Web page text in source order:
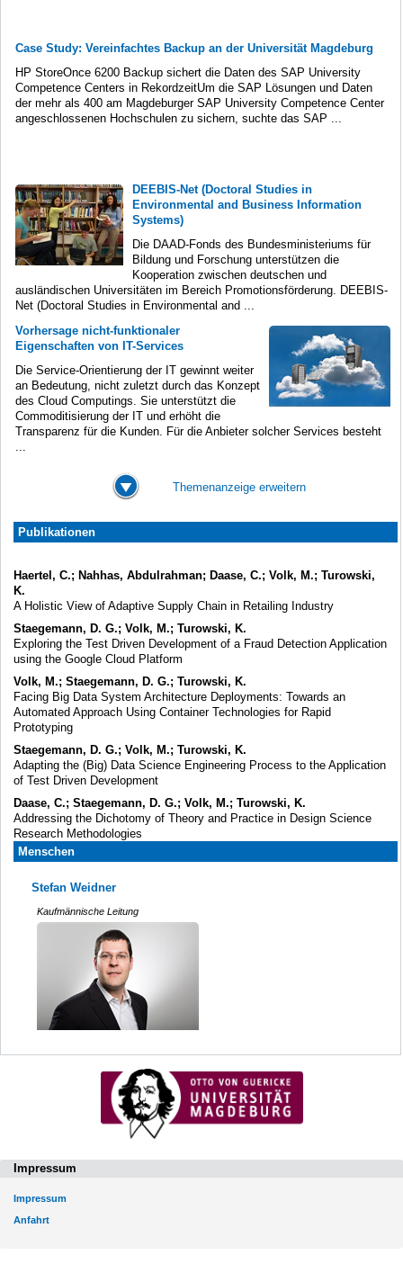
Case Study: Vereinfachtes Backup an der Universität Magdeburg
HP StoreOnce 6200 Backup sichert die Daten des SAP University
Competence Centers in RekordzeitUm die SAP Lösungen und Daten
der mehr als 400 am Magdeburger SAP University Competence Center
angeschlossenen Hochschulen zu sichern, suchte das SAP ...
DEEBIS-Net (Doctoral Studies in
Environmental and Business Information
Systems)
Die DAAD-Fonds des Bundesministeriums für
Bildung und Forschung unterstützen die
Kooperation zwischen deutschen und
ausländischen Universitäten im Bereich Promotionsförderung. DEEBIS-
Net (Doctoral Studies in Environmental and ...
Vorhersage nicht-funktionaler
Eigenschaften von IT-Services
Die Service-Orientierung der IT gewinnt weiter
an Bedeutung, nicht zuletzt durch das Konzept
des Cloud Computings. Sie unterstützt die
Commoditisierung der IT und erhöht die
Transparenz für die Kunden. Für die Anbieter solcher Services besteht
Themenanzeige erweitern
Publikationen
Haertel, C.; Nahhas, Abdulrahman; Daase, C.; Volk, M.; Turowski,
K.
A Holistic View of Adaptive Supply Chain in Retailing Industry
Staegemann, D. G.; Volk, M.; Turowski, K.
Exploring the Test Driven Development of a Fraud Detection Application
using the Google Cloud Platform
Volk, M.; Staegemann, D. G.; Turowski, K.
Facing Big Data System Architecture Deployments: Towards an
Automated Approach Using Container Technologies for Rapid
Prototyping
Staegemann, D. G.; Volk, M.; Turowski, K.
Adapting the (Big) Data Science Engineering Process to the Application
of Test Driven Development
Daase, C.; Staegemann, D. G.; Volk, M.; Turowski, K.
Addressing the Dichotomy of Theory and Practice in Design Science
Research Methodologies
Menschen
Stefan Weidner
Kaufmännische Leitung
Impressum
Impressum
Anfahrt